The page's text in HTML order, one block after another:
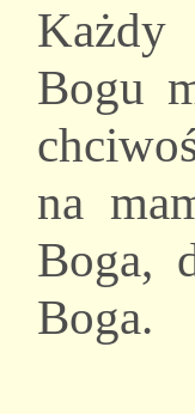
Każdy
Bogu
na
Boga,
Boga.